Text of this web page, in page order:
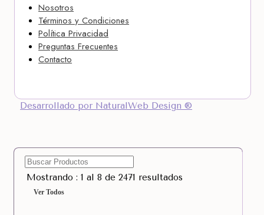
Nosotros
Términos y Condiciones
Política Privacidad
Preguntas Frecuentes
Contacto
Desarrollado por NaturalWeb Design ®
Mostrando : 1 al 8 de 2471 resultados
Ver Todos